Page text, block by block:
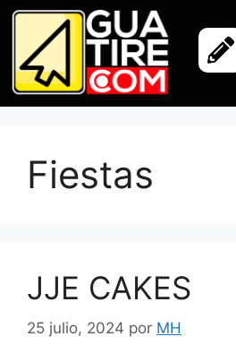
Fiestas
JJE CAKES
25 julio, 2024 por MH